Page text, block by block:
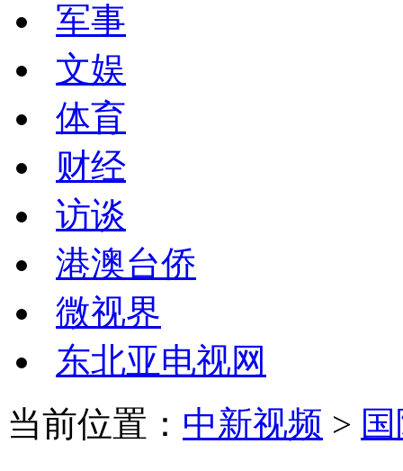
军事
文娱
体育
财经
访谈
港澳台侨
微视界
东北亚电视网
当前位置： 中新视频 >